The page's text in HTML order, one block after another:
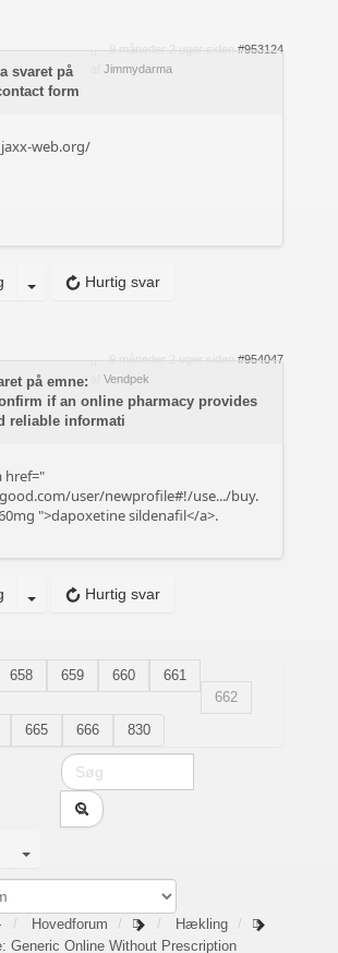
9 måneder 2 uger siden #953124
Jimmydarma
svaret på
form
jaxx-web.org/
Hurtig svar
9 måneder 2 uger siden
#954047
Vendpek
på emne:
if an online pharmacy provides
reliable informati
href="
user/newprofile#!/use.../buy.
">dapoxetine sildenafil</a>.
Hurtig svar
658 659 660
661
662
665 666 830
Hovedforum
Hækling
Generic Online Without Prescription